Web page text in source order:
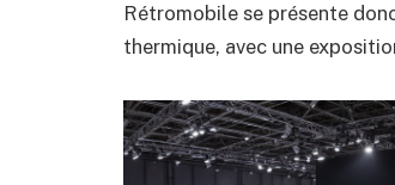
Rétromobile se présente
thermique, avec une